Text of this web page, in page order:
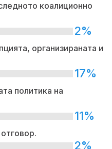
коалиционно
2%
организираната и
17%
политика на
11%
2%